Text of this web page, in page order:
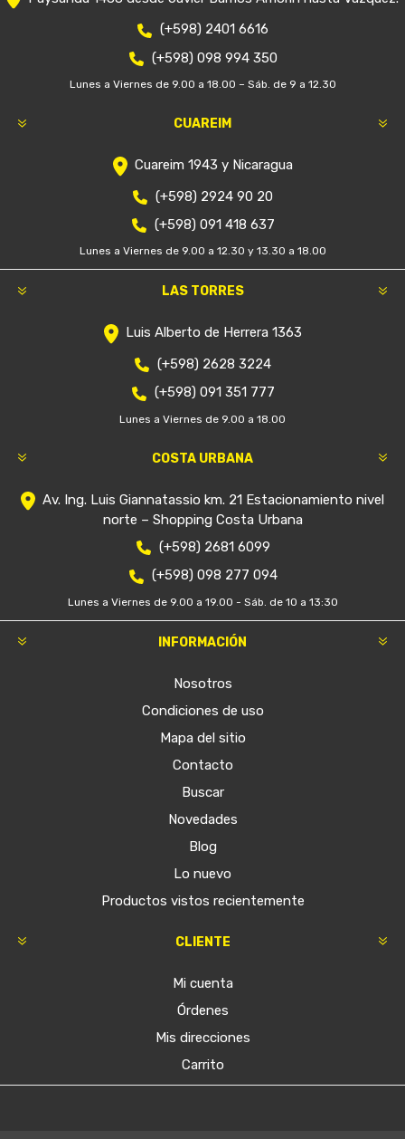
(+598) 2401 6616
(+598) 098 994 350
Lunes a Viernes de 9.00 a 18.00 – Sáb. de 9 a 12.30
CUAREIM
Cuareim 1943 y Nicaragua
(+598) 2924 90 20
(+598) 091 418 637
Lunes a Viernes de 9.00 a 12.30 y 13.30 a 18.00
LAS TORRES
Luis Alberto de Herrera 1363
(+598) 2628 3224
(+598) 091 351 777
Lunes a Viernes de 9.00 a 18.00
COSTA URBANA
Av. Ing. Luis Giannatassio km. 21 Estacionamiento nivel
norte – Shopping Costa Urbana
(+598) 2681 6099
(+598) 098 277 094
Lunes a Viernes de 9.00 a 19.00 - Sáb. de 10 a 13:30
INFORMACIÓN
Nosotros
Condiciones de uso
Mapa del sitio
Contacto
Buscar
Novedades
Blog
Lo nuevo
Productos vistos recientemente
CLIENTE
Mi cuenta
Órdenes
Mis direcciones
Carrito